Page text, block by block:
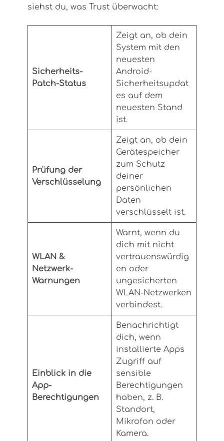
siehst du, was Trust überwacht:
Sicherheits-
Patch-Status
Zeigt an, ob dein
System mit den
neuesten
Android-
Sicherheitsupdat
es auf dem
neuesten Stand
ist.
Prüfung der
Verschlüsselung
Zeigt an, ob dein
Gerätespeicher
zum Schutz
deiner
persönlichen
Daten
verschlüsselt ist.
WLAN &
Netzwerk-
Warnungen
Warnt, wenn du
dich mit nicht
vertrauenswürdig
en oder
ungesicherten
WLAN-Netzwerken
verbindest.
Einblick in die
App-
Berechtigungen
Benachrichtigt
dich, wenn
installierte Apps
Zugriff auf
sensible
Berechtigungen
haben, z. B.
Standort,
Mikrofon oder
Kamera.